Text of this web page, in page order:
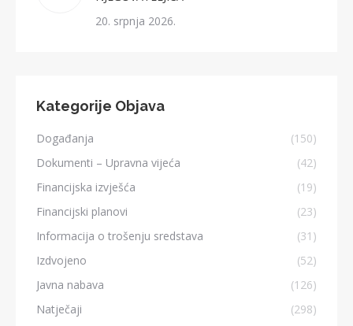
20. srpnja 2026.
Kategorije Objava
Događanja
(150)
Dokumenti – Upravna vijeća
(42)
Financijska izvješća
(19)
Financijski planovi
(23)
Informacija o trošenju sredstava
(31)
Izdvojeno
(52)
Javna nabava
(126)
Natječaji
(298)